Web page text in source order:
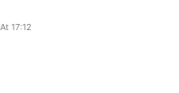
17:12